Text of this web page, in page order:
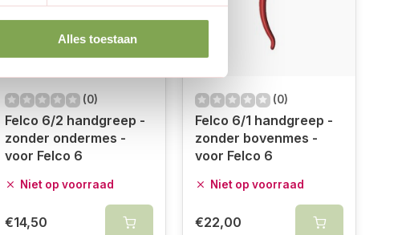
Alles toestaan
(0)
Felco 6/2 handgreep -
zonder ondermes -
voor Felco 6
Niet op voorraad
€14,50
(0)
Felco 6/1 handgreep -
zonder bovenmes -
voor Felco 6
Niet op voorraad
€22,00